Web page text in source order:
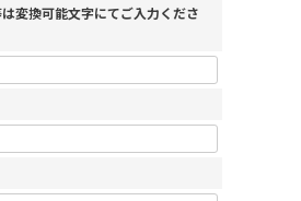
変換可能文字にてご入力くださ